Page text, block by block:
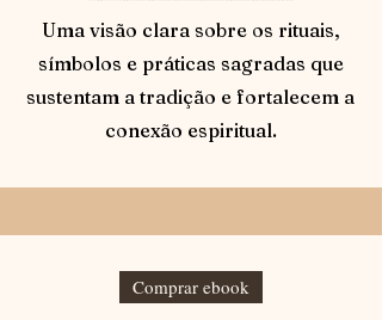
Uma visão clara sobre os rituais,
símbolos e práticas sagradas que
sustentam a tradição e fortalecem a
conexão espiritual.
Comprar ebook